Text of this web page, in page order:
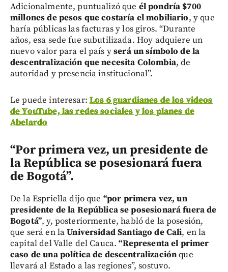
Adicionalmente, puntualizó que él pondría $700
millones de pesos que costaría el mobiliario, y que
haría públicas las facturas y los giros. “Durante
años, esa sede fue subutilizada. Hoy adquiere un
nuevo valor para el país yserá un símbolo de la
descentralización que necesita Colombia, de
autoridad y presencia institucional”.
Le puede interesar: Los 6 guardianes de los videos
de YouTube, las redes sociales y los planes de
Abelardo
“Por primera vez, un presidente de
la República se posesionará fuera
de Bogotá”.
De la Espriella dijo que “por primera vez, un
presidente de la República se posesionará fuera de
Bogotá”, y, posteriormente, habló de la posesión,
que será en laUniversidad Santiago de Cali, en la
capital del Valle del Cauca.“Representa el primer
caso de una política de descentralizaciónque
llevará al Estado a las regiones”, sostuvo.